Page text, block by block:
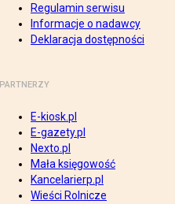
Regulamin serwisu
Informacje o nadawcy
Deklaracja dostępności
PARTNERZY
E-kiosk.pl
E-gazety.pl
Nexto.pl
Mała księgowość
Kancelarierp.pl
Wieści Rolnicze